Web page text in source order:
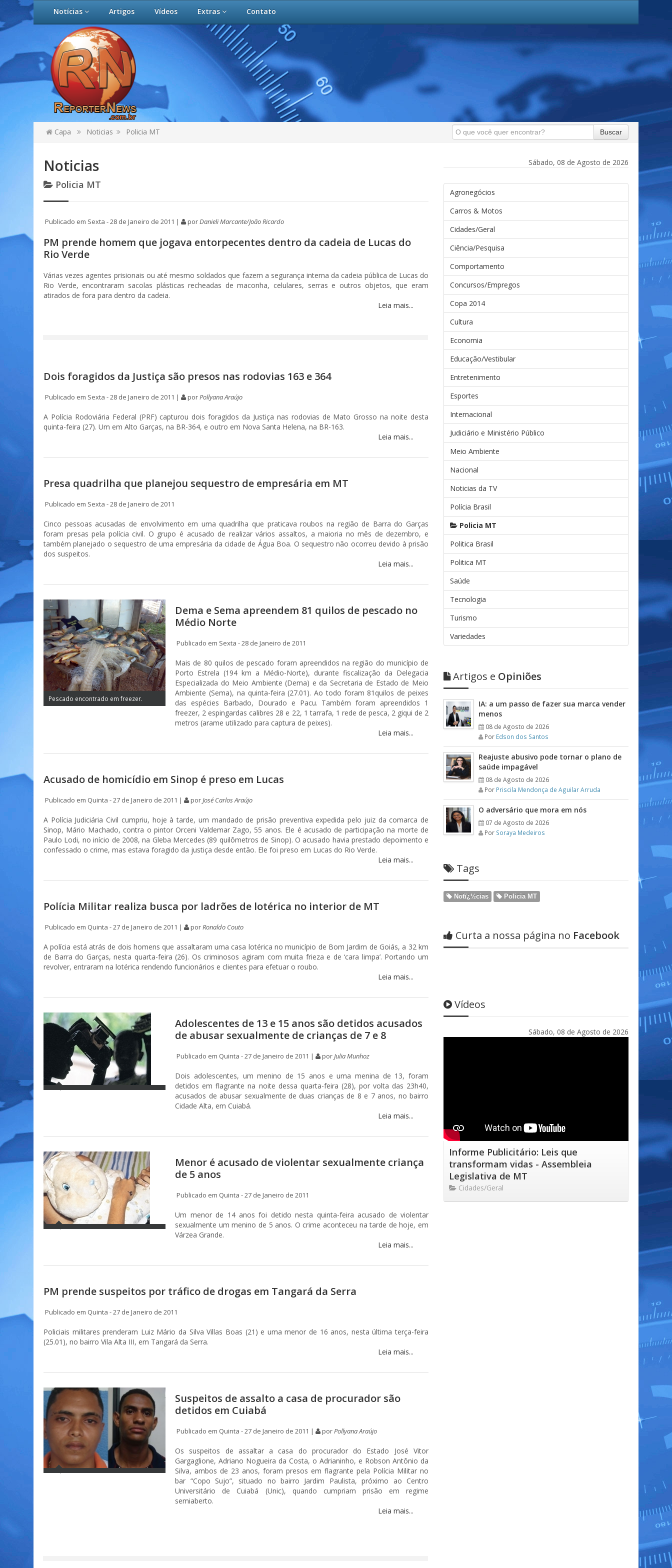
Notícias Artigos Vídeos Extras Contato
Capa Noticias Policia MT Buscar
Noticias
Policia MT
Publicado em Sexta - 28 de Janeiro de 2011 | porDanieli Marcante/João Ricardo
PM prende homem que jogava entorpecentes dentro da cadeia de Lucas do
Rio Verde
Várias vezes agentes prisionais ou até mesmo soldados que fazem a segurança interna da cadeia pública de Lucas do
Rio Verde, encontraram sacolas plásticas recheadas de maconha, celulares, serras e outros objetos, que eram
atirados de fora para dentro da cadeia.
Leia mais...
Dois foragidos da Justiça são presos nas rodovias 163 e 364
Publicado em Sexta - 28 de Janeiro de 2011 | porPollyana Araújo
A Polícia Rodoviária Federal (PRF) capturou dois foragidos da Justiça nas rodovias de Mato Grosso na noite desta
quinta-feira (27). Um em Alto Garças, na BR-364, e outro em Nova Santa Helena, na BR-163.
Leia mais...
Presa quadrilha que planejou sequestro de empresária em MT
Publicado em Sexta - 28 de Janeiro de 2011
Cinco pessoas acusadas de envolvimento em uma quadrilha que praticava roubos na região de Barra do Garças
foram presas pela polícia civil. O grupo é acusado de realizar vários assaltos, a maioria no mês de dezembro, e
também planejado o sequestro de uma empresária da cidade de Água Boa. O sequestro não ocorreu devido à prisão
dos suspeitos.
Leia mais...
Pescado encontrado em freezer.
Dema e Sema apreendem 81 quilos de pescado no
Médio Norte
Publicado em Sexta - 28 de Janeiro de 2011
Mais de 80 quilos de pescado foram apreendidos na região do município de
Porto Estrela (194 km a Médio-Norte), durante fiscalização da Delegacia
Especializada do Meio Ambiente (Dema) e da Secretaria de Estado de Meio
Ambiente (Sema), na quinta-feira (27.01). Ao todo foram 81quilos de peixes
das espécies Barbado, Dourado e Pacu. Também foram apreendidos 1
freezer, 2 espingardas calibres 28 e 22, 1 tarrafa, 1 rede de pesca, 2 giqui de 2
metros (arame utilizado para captura de peixes).
Leia mais...
Acusado de homicídio em Sinop é preso em Lucas
Publicado em Quinta - 27 de Janeiro de 2011 | porJosé Carlos Araújo
A Polícia Judiciária Civil cumpriu, hoje à tarde, um mandado de prisão preventiva expedida pelo juiz da comarca de
Sinop, Mário Machado, contra o pintor Orceni Valdemar Zago, 55 anos. Ele é acusado de participação na morte de
Paulo Lodi, no início de 2008, na Gleba Mercedes (89 quilômetros de Sinop). O acusado havia prestado depoimento e
confessado o crime, mas estava foragido da justiça desde então. Ele foi preso em Lucas do Rio Verde.
Leia mais...
Polícia Militar realiza busca por ladrões de lotérica no interior de MT
Publicado em Quinta - 27 de Janeiro de 2011 | porRonaldo Couto
A polícia está atrás de dois homens que assaltaram uma casa lotérica no município de Bom Jardim de Goiás, a 32 km
de Barra do Garças, nesta quarta-feira (26). Os criminosos agiram com muita frieza e de ‘cara limpa’. Portando um
revolver, entraram na lotérica rendendo funcionários e clientes para efetuar o roubo.
Leia mais...
Adolescentes de 13 e 15 anos são detidos acusados
de abusar sexualmente de crianças de 7 e 8
Publicado em Quinta - 27 de Janeiro de 2011 | porJulia Munhoz
Dois adolescentes, um menino de 15 anos e uma menina de 13, foram
detidos em flagrante na noite dessa quarta-feira (28), por volta das 23h40,
acusados de abusar sexualmente de duas crianças de 8 e 7 anos, no bairro
Cidade Alta, em Cuiabá.
Leia mais...
Menor é acusado de violentar sexualmente criança
de 5 anos
Publicado em Quinta - 27 de Janeiro de 2011
Um menor de 14 anos foi detido nesta quinta-feira acusado de violentar
sexualmente um menino de 5 anos. O crime aconteceu na tarde de hoje, em
Várzea Grande.
Leia mais...
PM prende suspeitos por tráfico de drogas em Tangará da Serra
Publicado em Quinta - 27 de Janeiro de 2011
Policiais militares prenderam Luiz Mário da Silva Villas Boas (21) e uma menor de 16 anos, nesta última terça-feira
(25.01), no bairro Vila Alta III, em Tangará da Serra.
Leia mais...
Suspeitos de assalto a casa de procurador são
detidos em Cuiabá
Publicado em Quinta - 27 de Janeiro de 2011 | porPollyana Araújo
Os suspeitos de assaltar a casa do procurador do Estado José Vitor
Gargaglione, Adriano Nogueira da Costa, o Adrianinho, e Robson Antônio da
Silva, ambos de 23 anos, foram presos em flagrante pela Polícia Militar no
bar “Copo Sujo”, situado no bairro Jardim Paulista, próximo ao Centro
Universitário de Cuiabá (Unic), quando cumpriam prisão em regime
semiaberto.
Leia mais...
Sábado, 08 de Agosto de 2026
Agronegócios
Carros & Motos
Cidades/Geral
Ciência/Pesquisa
Comportamento
Concursos/Empregos
Copa 2014
Cultura
Economia
Educação/Vestibular
Entretenimento
Esportes
Internacional
Judiciário e Ministério Público
Meio Ambiente
Nacional
Noticias da TV
Polícia Brasil
Policia MT
Politica Brasil
Politica MT
Saúde
Tecnologia
Turismo
Variedades
Artigos e Opiniões
IA: a um passo de fazer sua marca vender
menos
08 de Agosto de 2026
Por Edson dos Santos
Reajuste abusivo pode tornar o plano de
saúde impagável
08 de Agosto de 2026
Por Priscila Mendonça de Aguilar Arruda
O adversário que mora em nós
07 de Agosto de 2026
Por Soraya Medeiros
Tags
Notï¿½cias Policia MT
Curta a nossa página no Facebook
Vídeos
Sábado, 08 de Agosto de 2026
Informe Publicitário: Leis que
transformam vidas - Assembleia
Legislativa de MT
Cidades/Geral